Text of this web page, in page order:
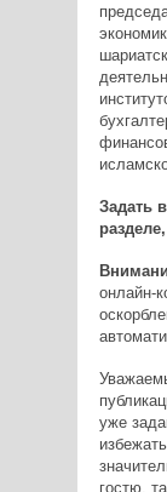
Задать
онлайн-
уже
гостю,